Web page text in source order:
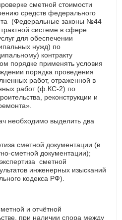
сметной стоимости
средств федерального
(Федеральные законы №44
системе в сфере
для обеспечении
нужд) по
контракту
порядке применять условия
порядка проведения
работ, отраженной в
работ (ф.КС-2) по
реконструкции и
необходимо выделить два
сметной документации (в
сметной документации);
сметной
инженерных изысканий
кодекса РФ).
и отчётной
при наличии спора между